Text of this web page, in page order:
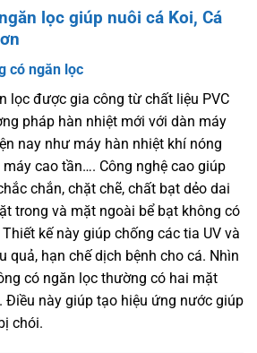
lọc giúp nuôi cá Koi, Cá
có ngăn lọc
lọc được gia công từ chất liệu PVC
pháp hàn nhiệt mới với dàn máy
nay như máy hàn nhiệt khí nóng
máy cao tần…. Công nghệ cao giúp
chắn, chặt chẽ, chất bạt dẻo dai
trong và mặt ngoài bể bạt không có
kế này giúp chống các tia UV và
quả, hạn chế dịch bệnh cho cá. Nhìn
có ngăn lọc thường có hai mặt
Điều này giúp tạo hiệu ứng nước giúp
chói.